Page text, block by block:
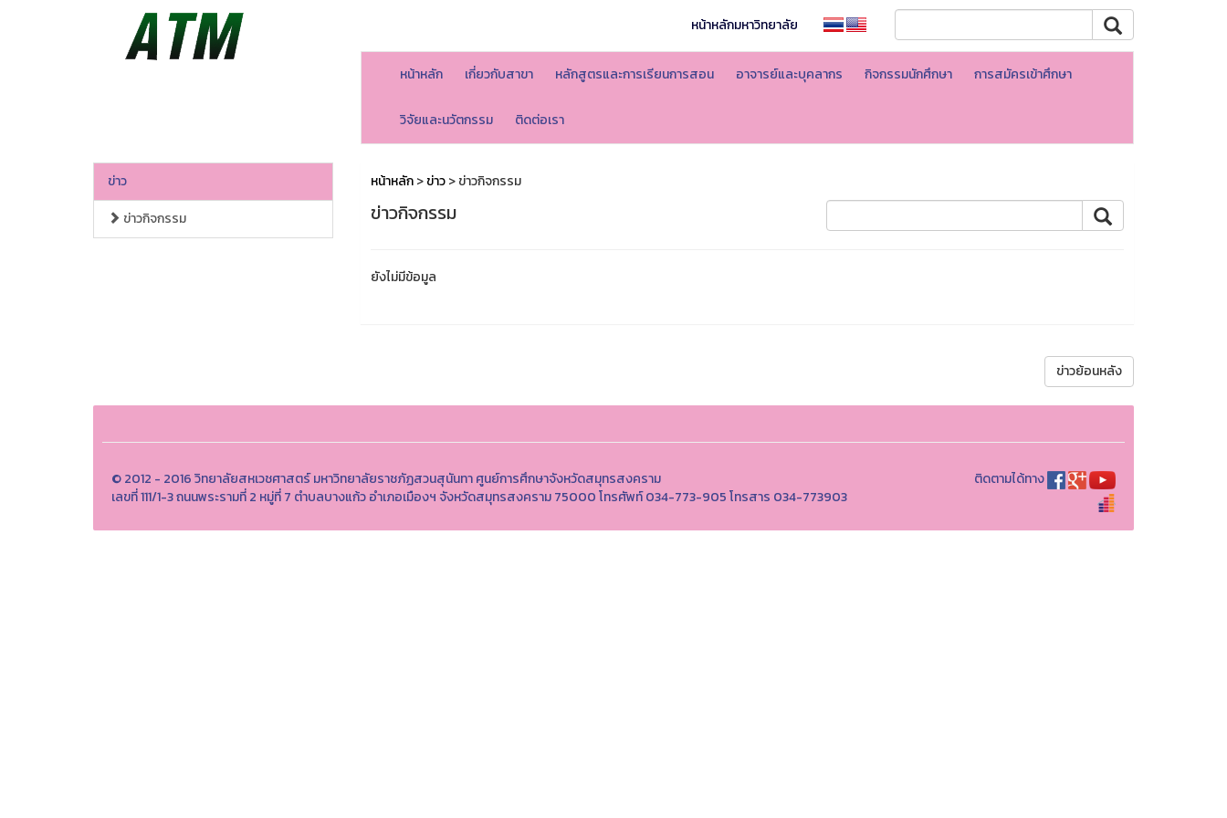
หน้าหลักมหาวิทยาลัย
หน้าหลัก เกี่ยวกับสาขา หลักสูตรและการเรียนการสอน อาจารย์และบุคลากร กิจกรรมนักศึกษา การสมัครเข้าศึกษา
วิจัยและนวัตกรรม ติดต่อเรา
ข่าว
ข่าวกิจกรรม
หน้าหลัก>ข่าว> ข่าวกิจกรรม
ข่าวกิจกรรม
ยังไม่มีข้อมูล
ข่าวย้อนหลัง
© 2012 - 2016 วิทยาลัยสหเวชศาสตร์ มหาวิทยาลัยราชภัฏสวนสุนันทา ศูนย์การศึกษาจังหวัดสมุทรสงคราม
เลขที่ 111/1-3 ถนนพระรามที่ 2 หมู่ที่ 7 ตำบลบางแก้ว อำเภอเมืองฯ จังหวัดสมุทรสงคราม 75000 โทรศัพท์ 034-773-905 โทรสาร 034-773903
ติดตามได้ทาง